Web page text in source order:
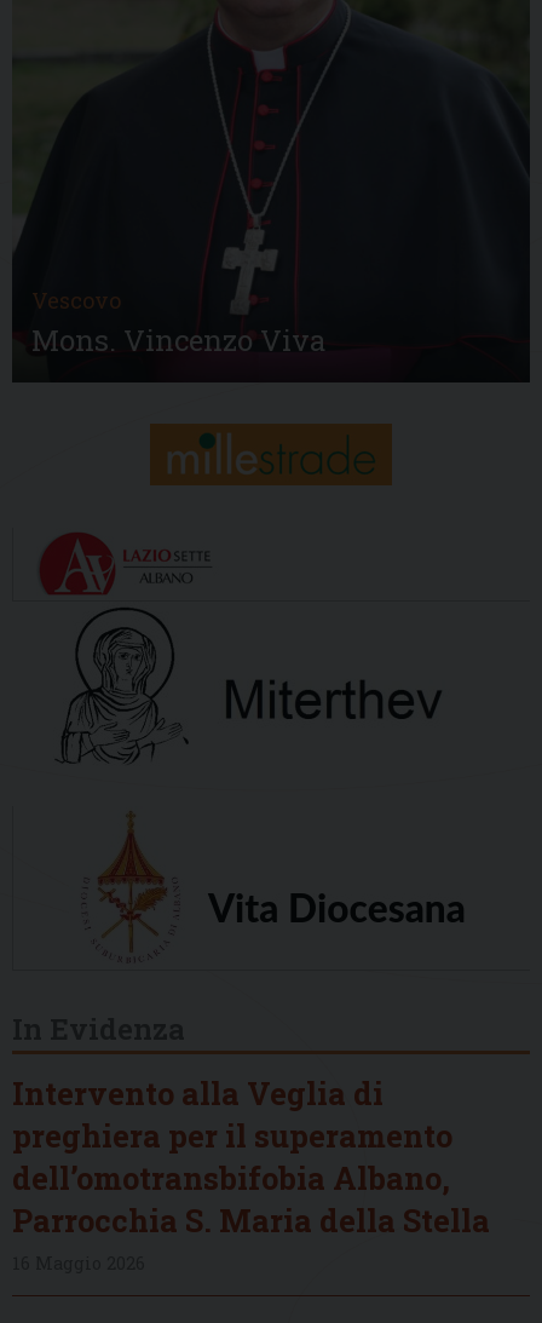
Vescovo
Mons. Vincenzo Viva
Intervento alla Veglia di
preghiera per il superamento
dell’omotransbifobia Albano,
Parrocchia S. Maria della Stella